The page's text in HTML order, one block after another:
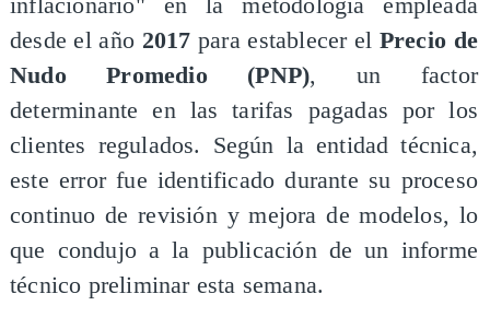
inflacionario" en la metodología empleada
desde el año 2017 para establecer el Precio de
Nudo Promedio (PNP), un factor
determinante en las tarifas pagadas por los
clientes regulados. Según la entidad técnica,
este error fue identificado durante su proceso
continuo de revisión y mejora de modelos, lo
que condujo a la publicación de un informe
técnico preliminar esta semana.